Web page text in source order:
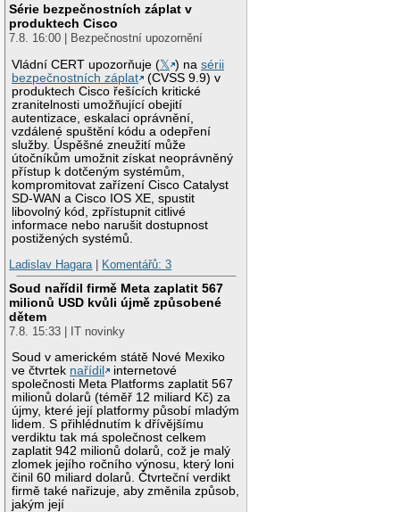
Série bezpečnostních záplat v
produktech Cisco
7.8. 16:00 | Bezpečnostní upozornění
Vládní CERT upozorňuje (𝕏 ) nasérii
bezpečnostních záplat
(CVSS 9.9) v
produktech Cisco řešících kritické
zranitelnosti umožňující obejití
autentizace, eskalaci oprávnění,
vzdálené spuštění kódu a odepření
služby. Úspěšné zneužití může
útočníkům umožnit získat neoprávněný
přístup k dotčeným systémům,
kompromitovat zařízení Cisco Catalyst
SD-WAN a Cisco IOS XE, spustit
libovolný kód, zpřístupnit citlivé
informace nebo narušit dostupnost
postižených systémů.
Ladislav Hagara| Komentářů: 3
Soud nařídil firmě Meta zaplatit 567
milionů USD kvůli újmě způsobené
dětem
7.8. 15:33 | IT novinky
Soud v americkém státě Nové Mexiko
ve čtvrtek nařídil
internetové
společnosti Meta Platforms zaplatit 567
milionů dolarů (téměř 12 miliard Kč) za
újmy, které její platformy působí mladým
lidem. S přihlédnutím k dřívějšímu
verdiktu tak má společnost celkem
zaplatit 942 milionů dolarů, což je malý
zlomek jejího ročního výnosu, který loni
činil 60 miliard dolarů. Čtvrteční verdikt
firmě také nařizuje, aby změnila způsob,
jakým její